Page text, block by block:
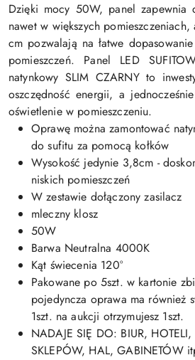
Dzięki mocy 50W, panel zapewnia
nawet w większych
cm pozwalają na łatwe
pomieszczeń. Panel LED
natynkowy SLIM CZARNY to
oszczędność energii, a
oświetlenie w pomieszczeniu.
Oprawę można zamontować
do sufitu za pomocą kołków
Wysokość jedynie 3,8cm -
niskich pomieszczeń
W zestawie dołączony zasilacz
mleczny klosz
50W
Barwa Neutralna 4000K
Kąt świecenia 120°
Pakowane po 5szt. w kartonie
pojedyncza oprawa ma również
1szt. na aukcji otrzymujesz 1szt.
NADAJE SIĘ DO: BIUR,
SKLEPÓW, HAL, GABINETÓW